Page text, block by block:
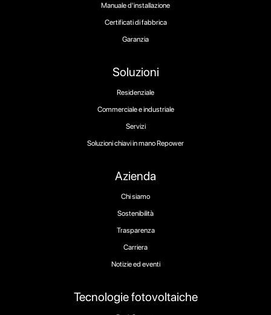
Tecnologie fotovoltaiche
Azienda
Chi siamo
Sostenibilità
Trasparenza
Carriera
Notizie ed eventi
Soluzioni
Residenziale
Commerciale e industriale
Servizi
Soluzioni chiavi in mano Repower
Manuale d'installazione
Certificati di fabbrica
Garanzia